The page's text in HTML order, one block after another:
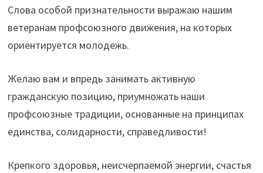
Слова особой признательности выражаю нашим
ветеранам профсоюзного движения, на которых
ориентируется молодежь.
Желаю вам и впредь занимать активную
гражданскую позицию, приумножать наши
профсоюзные традиции, основанные на принципах
единства, солидарности, справедливости!
Крепкого здоровья, неисчерпаемой энергии, счастья